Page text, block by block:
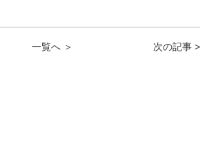
一覧へ ＞ 次の記事 >